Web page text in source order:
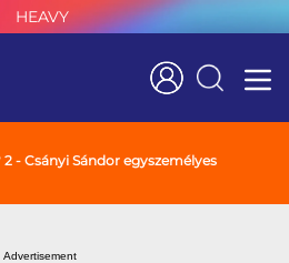
HEAVY
Search
- Csányi Sándor egyszemélyes
Advertisement